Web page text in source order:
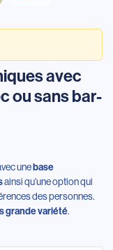
avec
ou sans bar-
unebase
ainsi qu’une option qui
des personnes.
grande variété.